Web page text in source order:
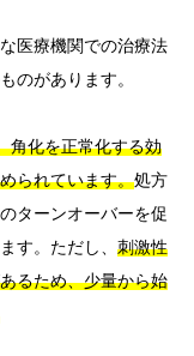
医療機関での治療法
のがあります。
角化を正常化する効
られています。処方
ターンオーバーを促
す。ただし、 刺激性
るため、少量から始